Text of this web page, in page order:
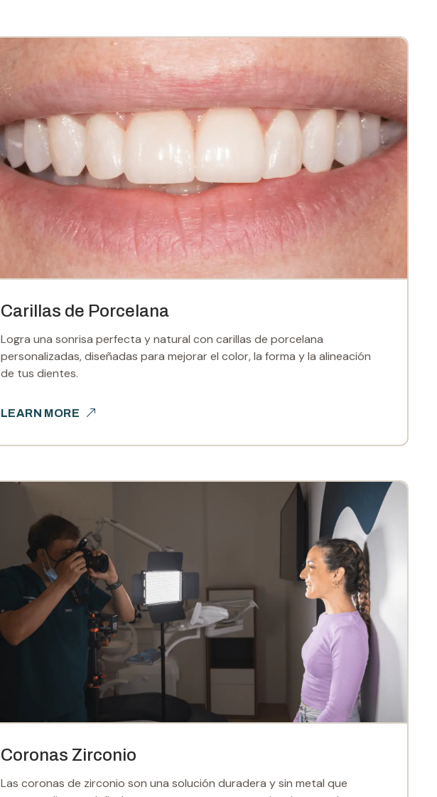
Carillas de Porcelana
Logra una sonrisa perfecta y natural con carillas de porcelana
personalizadas, diseñadas para mejorar el color, la forma y la alineación
de tus dientes.
LEARN MORE
Coronas Zirconio
Las coronas de zirconio son una solución duradera y sin metal que